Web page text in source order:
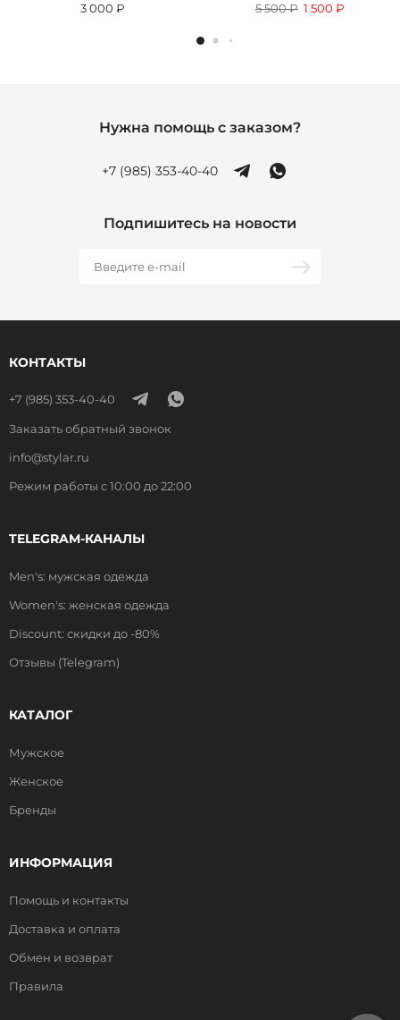
3 000 ₽ 5 500 ₽ 1 500 ₽
Нужна помощь с заказом?
+7 (985) 353-40-40
Подпишитесь на новости
КОНТАКТЫ
+7 (985) 353-40-40
Заказать обратный звонок
info@stylar.ru
Режим работы с 10:00 до 22:00
TELEGRAM-КАНАЛЫ
Men's: мужская одежда
Women's: женская одежда
Discount: скидки до -80%
Отзывы (Telegram)
КАТАЛОГ
Мужское
Женское
Бренды
ИНФОРМАЦИЯ
Помощь и контакты
Доставка и оплата
Обмен и возврат
Правила